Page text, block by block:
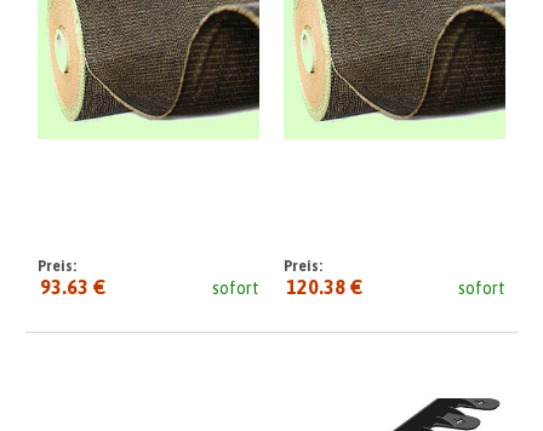
sofort
Preis:
93.63 € sofort
Preis:
120.38 €